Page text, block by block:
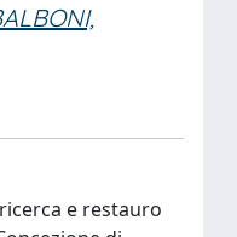
e restauro